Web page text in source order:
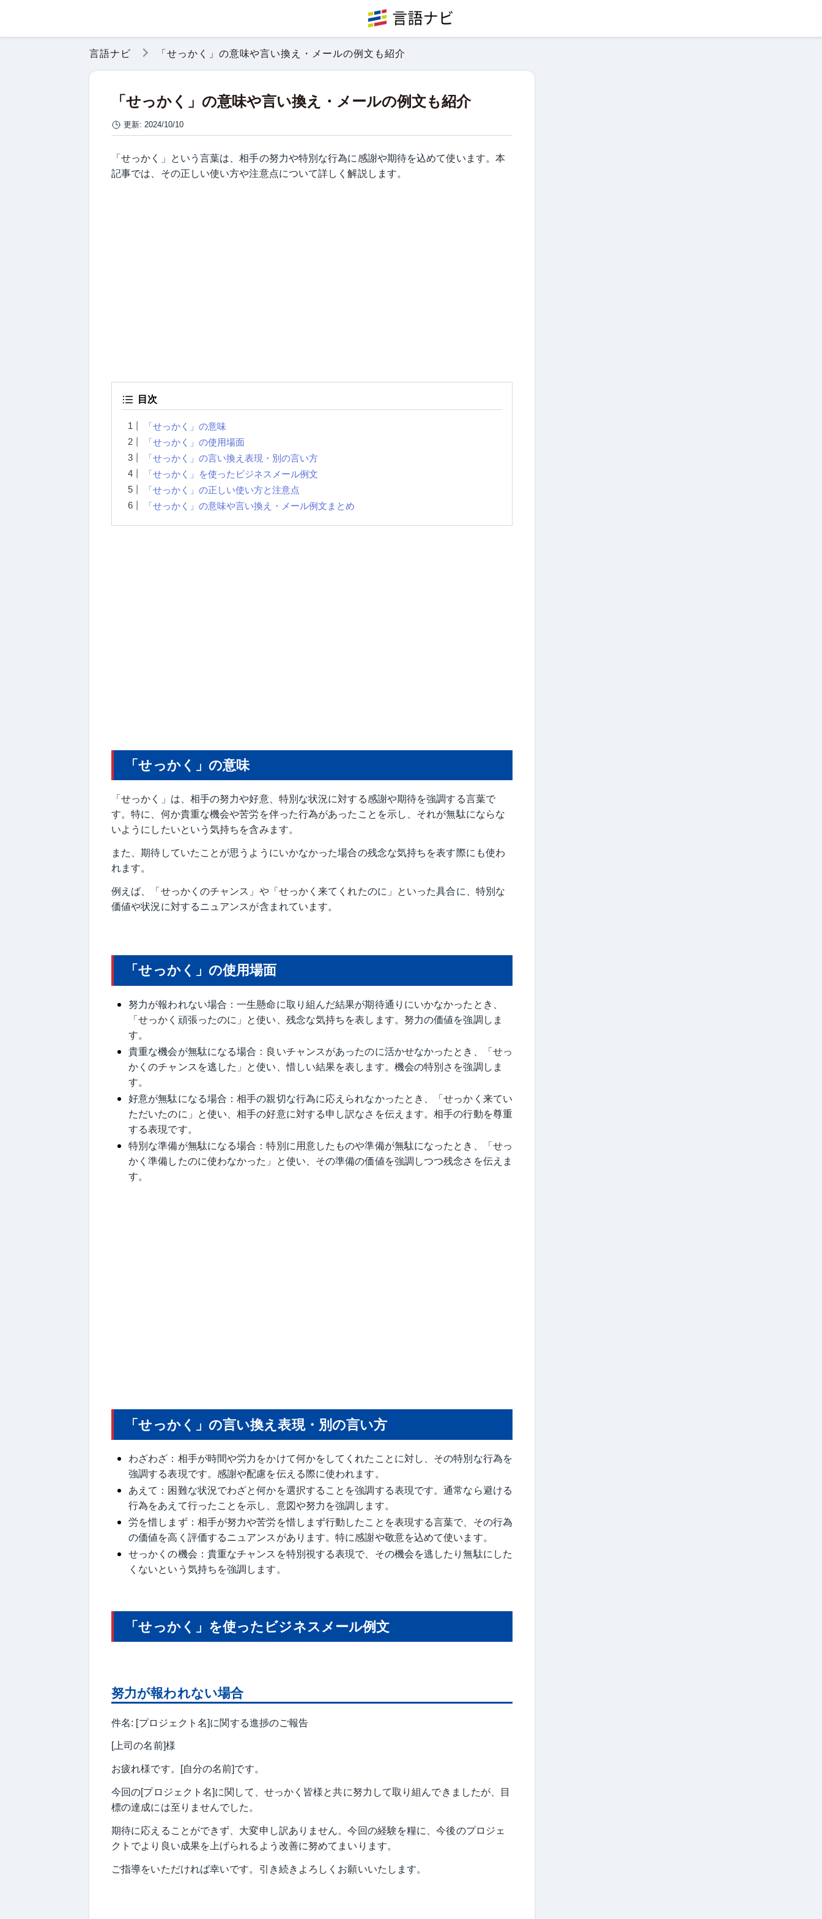
言語ナビ 「せっかく」の意味や言い換え・メールの例文も紹介
「せっかく」の意味や言い換え・メールの例文も紹介
更新: 2024/10/10
「せっかく」という言葉は、相手の努力や特別な行為に感謝や期待を込めて使います。本
記事では、その正しい使い方や注意点について詳しく解説します。
目次
「せっかく」の意味
「せっかく」の使用場面
「せっかく」の言い換え表現・別の言い方
「せっかく」を使ったビジネスメール例文
「せっかく」の正しい使い方と注意点
「せっかく」の意味や言い換え・メール例文まとめ
「せっかく」の意味
「せっかく」は、相手の努力や好意、特別な状況に対する感謝や期待を強調する言葉で
す。特に、何か貴重な機会や苦労を伴った行為があったことを示し、それが無駄にならな
いようにしたいという気持ちを含みます。
また、期待していたことが思うようにいかなかった場合の残念な気持ちを表す際にも使わ
れます。
例えば、「せっかくのチャンス」や「せっかく来てくれたのに」といった具合に、特別な
価値や状況に対するニュアンスが含まれています。
「せっかく」の使用場面
努力が報われない場合：一生懸命に取り組んだ結果が期待通りにいかなかったとき、
「せっかく頑張ったのに」と使い、残念な気持ちを表します。努力の価値を強調しま
す。
貴重な機会が無駄になる場合：良いチャンスがあったのに活かせなかったとき、「せっ
かくのチャンスを逃した」と使い、惜しい結果を表します。機会の特別さを強調しま
す。
好意が無駄になる場合：相手の親切な行為に応えられなかったとき、「せっかく来てい
ただいたのに」と使い、相手の好意に対する申し訳なさを伝えます。相手の行動を尊重
する表現です。
特別な準備が無駄になる場合：特別に用意したものや準備が無駄になったとき、「せっ
かく準備したのに使わなかった」と使い、その準備の価値を強調しつつ残念さを伝えま
す。
「せっかく」の言い換え表現・別の言い方
わざわざ：相手が時間や労力をかけて何かをしてくれたことに対し、その特別な行為を
強調する表現です。感謝や配慮を伝える際に使われます。
あえて：困難な状況でわざと何かを選択することを強調する表現です。通常なら避ける
行為をあえて行ったことを示し、意図や努力を強調します。
労を惜しまず：相手が努力や苦労を惜しまず行動したことを表現する言葉で、その行為
の価値を高く評価するニュアンスがあります。特に感謝や敬意を込めて使います。
せっかくの機会：貴重なチャンスを特別視する表現で、その機会を逃したり無駄にした
くないという気持ちを強調します。
「せっかく」を使ったビジネスメール例文
努力が報われない場合
件名: [プロジェクト名]に関する進捗のご報告
[上司の名前]様
お疲れ様です。[自分の名前]です。
今回の[プロジェクト名]に関して、せっかく皆様と共に努力して取り組んできましたが、目
標の達成には至りませんでした。
期待に応えることができず、大変申し訳ありません。今回の経験を糧に、今後のプロジェ
クトでより良い成果を上げられるよう改善に努めてまいります。
ご指導をいただければ幸いです。引き続きよろしくお願いいたします。